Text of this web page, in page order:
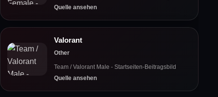
Quelle ansehen
Valorant
Other
Team / Valorant Male - Startseiten-Beitragsbild
Quelle ansehen